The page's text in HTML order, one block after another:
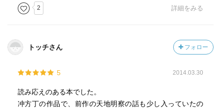
徳川３～５代の時を、光圀と一緒にわくわく過ごした。
を振り切って彼が生きていく姿はとにかく力強かったで
す。
また光圀は若くして妻や友人と死に別れ、晩年も息子同
前に可愛がってきた家臣との決定的対立を迎えるなど、別
またそうした別れが何かが始まろうとしている時だった
り、上手くいこうとしている時だったりするのがまた印象
2 詳細をみる
トッチさん フォロー
5 2014.03.30
読み応えのある本でした。
冲方丁の作品で、前作の天地明察の話も少し入っていたの